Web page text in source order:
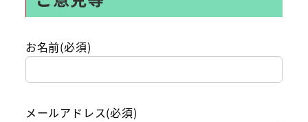
お名前(必須)
メールアドレス(必須)